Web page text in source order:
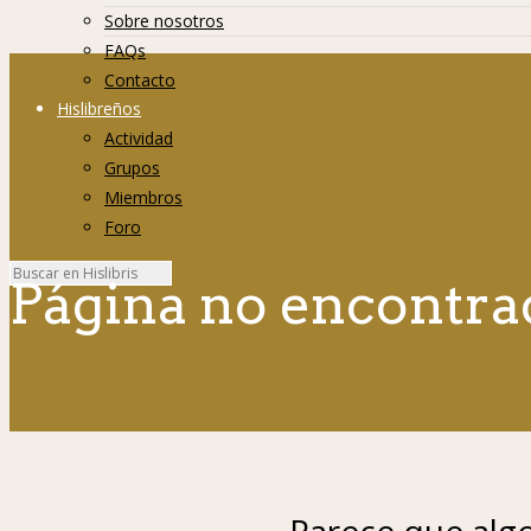
Sobre nosotros
FAQs
Contacto
Hislibreños
Actividad
Grupos
Miembros
Foro
Página no